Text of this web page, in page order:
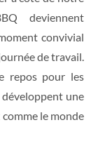
deviennent
convivial
de travail.
repos pour les
développent une
comme le monde